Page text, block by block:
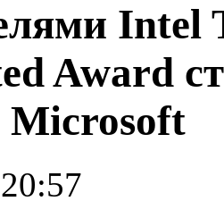
Intel
Award
Microsoft